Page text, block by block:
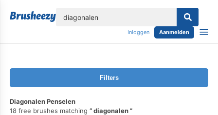
Inloggen Aanmelden
Filters
Diagonalen Penselen
18 free brushes matching
diagonalen